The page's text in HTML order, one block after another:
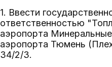
1. Ввести
ответственностью
аэропорта
аэропорта Тюмень
34/2/3.